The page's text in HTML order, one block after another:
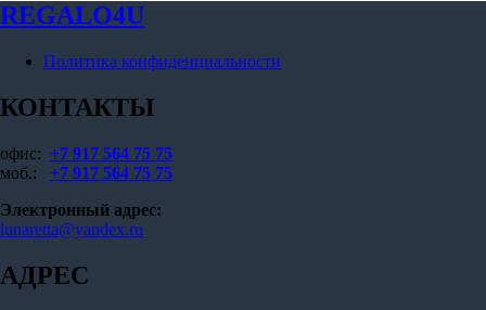
REGALO4U
Политика конфиденциальности
КОНТАКТЫ
офис: +7 917 564 75 75
моб.: +7 917 564 75 75
Электронный адрес:
lunaretta@yandex.ru
АДРЕС